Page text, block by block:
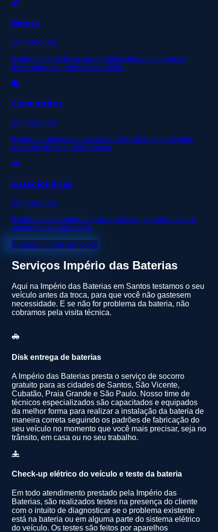
Motos
30+ produtos
Baterias específicas para motocicletas nacionais e
importadas de todos os modelos
Caminhões
25+ produtos
Baterias robustas para caminhões, ônibus e veículos
pesados de alta performance
Estacionárias
20+ produtos
Baterias estacionárias para nobreaks, energia solar e
sistemas de segurança
Explorar vitrine completa
Serviços Império das Baterias
Aqui na Império das Baterias em Santos testamos o seu
veículo antes da troca, para que você não gastesem
necessidade. E se não for problema da bateria, não
cobramos pela visita técnica.
Disk entrega de baterias
A Império das Baterias presta o serviço de socorro
gratuito para as cidades de Santos, São Vicente,
Cubatão, Praia Grande e São Paulo. Nosso time de
técnicos especializados são capacitados e equipados
da melhor forma para realizar a instalação da bateria de
maneira correta seguindo os padrões de fabricação do
seu veículo no momento que você mais precisar, seja no
trânsito, em casa ou no seu trabalho.
Check-up elétrico do veículo e teste da bateria
Em todo atendimento prestado pela Império das
Baterias, são realizados testes na presença do cliente
com o intuito de diagnosticar se o problema existente
está na bateria ou em alguma parte do sistema elétrico
do veículo. Os testes são feitos por aparelhos